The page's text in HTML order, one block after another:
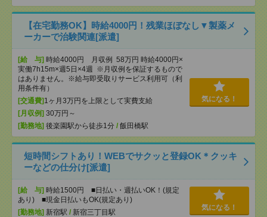
【在宅勤務OK】時給4000円！残業ほぼなし▼製薬メ
ーカーで治験関連[派遣]
[給 与] 時給4000円 月収例 58万円 時給4000円×
実働7h15m×週5日×4週 ※月収例を保証するもので
はありません。※給与即受取りサービス利用可（利
用条件有）
[交通費]1ヶ月3万円を上限として実費支給
[月収例] 30万円～
[勤務地] 後楽園駅から徒歩1分 / 飯田橋駅
気になる！
短時間シフトあり！WEBでサクッと登録OK＊クッキ
ーなどの仕分け[派遣]
[給 与] 時給1500円 ■日払い・週払いOK！(規定
あり) ■現金日払いもOK(規定あり)
[勤務地] 新宿駅 / 新宿三丁目駅
気になる！